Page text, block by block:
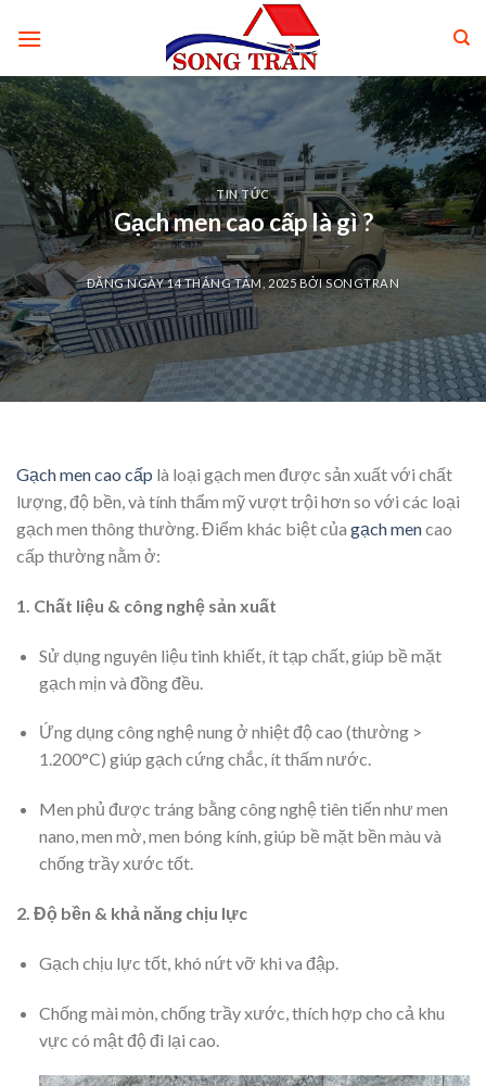
TIN TỨC
Gạch men cao cấp là gì ?
ĐĂNG NGÀY14 THÁNG TÁM, 2025BỞISONGTRAN
Gạch men cao cấp là loại gạch men được sản xuất với chất
lượng, độ bền, và tính thẩm mỹ vượt trội hơn so với các loại
gạch men thông thường. Điểm khác biệt của gạch mencao
cấp thường nằm ở:
1. Chất liệu & công nghệ sản xuất
Sử dụng nguyên liệu tinh khiết, ít tạp chất, giúp bề mặt
gạch mịn và đồng đều.
Ứng dụng công nghệ nung ở nhiệt độ cao (thường >
1.200°C) giúp gạch cứng chắc, ít thấm nước.
Men phủ được tráng bằng công nghệ tiên tiến như men
nano, men mờ, men bóng kính, giúp bề mặt bền màu và
chống trầy xước tốt.
2. Độ bền & khả năng chịu lực
Gạch chịu lực tốt, khó nứt vỡ khi va đập.
Chống mài mòn, chống trầy xước, thích hợp cho cả khu
vực có mật độ đi lại cao.